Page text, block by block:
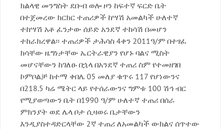
ክልላዊ መንግስት ደቡብ ወሎ ዞን ከፍተኛ ፍርድ ቤት
በተጀመረው ክርክር ተጠሪዎች ከሣሽ አመልካች ሁለተኛ
ተከሣሽ አቶ ፈንታው ሰይድ አንደኛ ተከሳሽ በመሆን
ተከራክረዋል፡፡ ተጠሪዎች ታሕሳስ 4ቀን 2011ዓ/ም በተፃፈ
ክሳቸው ዜግነታቸው ኤርትራዊያን የሆኑ ባልና ሚስት
መሆናቸውን ከገለፁ በኋላ በአንደኛ ተጠሪ ስም የተመዘገበ
ኮምቦልቻ ከተማ ቀበሌ 05 መለያ ቁጥሩ 117 የሆነውንና
በ218.5 ካሬ ሜትር ላይ የተሰራውንና ግምቱ 100 ሽኅ ብር
የሚያወጣውን ቤት በ1990 ዓ/ም ሁለተኛ ተጠሪ በሰራ
ምክንያት ወደ ሌላ ቦታ ሲዛወሩ ቤታቸውን
እንዲያስተዳድርላቸው 2ኛ ተጠሪ ለአመልካች ውክልና ሰጥተው